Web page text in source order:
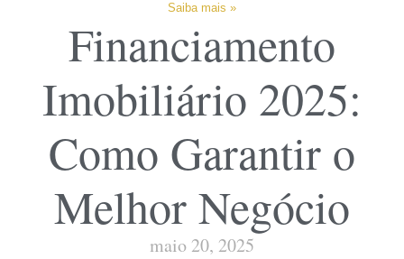
Saiba mais »
Financiamento
Imobiliário 2025:
Como Garantir o
Melhor Negócio
maio 20, 2025